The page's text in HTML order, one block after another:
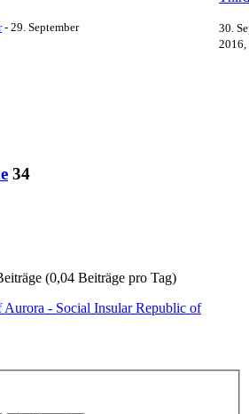
- 29. September
30.
34
(0,04 Beiträge pro Tag)
- Social Insular Republic of